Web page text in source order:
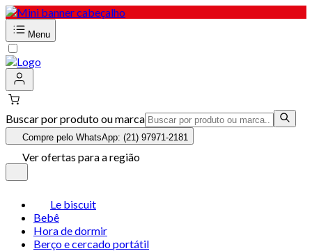
Menu
Buscar por produto ou marca
Compre pelo WhatsApp: (21) 97971-2181
Ver ofertas para a região
Le biscuit
Bebê
Hora de dormir
Berço e cercado portátil